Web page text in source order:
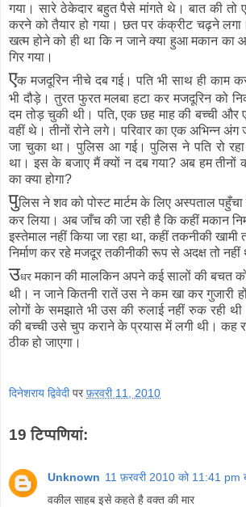
गया। सारे ठेकेदार बहुत पैसे मांगते थे। बात की
करने को तैयार हो गया। छत पर कंक्रीट चढ़ने
खत्म होने को ही था कि न जाने क्या हुआ मकान का
गिर गया।
एक मजदूरिन नीचे दब गई। पति भी साथ ही काम
भी दौड़े। तुरत फुरत मलबा हटा कर मजदूरिन को
दम तोड़ चुकी थी। पति, एक छह माह की बच्ची
वहीं थे। तीनों रोने लगे। परिवार का एक अभिन्न अंग
जा चुका था। पुलिस आ गई। पुलिस ने पति रो रहा
था। इस के बजाए मैं क्यों न दब गया? अब हम तीनों
का क्या होगा?
पुलिस ने शव को पोस्ट मार्टम के लिए अस्पताल पहुँचा
कर लिया। अब जाँच की जा रही है कि कहीं मकान
इस्तेमाल नहीं किया जा रहा था, कहीं तकनीकी खामी
निर्माण कर रहे मजदूर तकीनीकी रूप से अदक्ष तो नहीं
उधर मकान की मालकिन अपने कई सालों की बचत
थी। न जाने कितनी रातें उस ने कम खा कर गुजारी
लोगों के समझाते भी उस की रुलाई नहीं रुक रही
की बच्ची उसे चुप कराने के प्रयास में लगी थी। कह
ठीक हो जाएगा।
दिनेशराय द्विवेदी परफ़रवरी 11, 2010
19 टिप्‍पणियां:
Unknown 11 फ़रवरी 2010 को 11:41 pm
वकील साहब इसे कहते है वक्त की मार